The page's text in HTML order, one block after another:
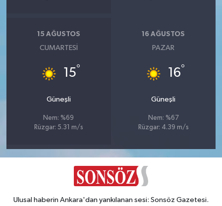
15 AĞUSTOS
CUMARTESI
15°
Güneşli
Nem: %69
Rüzgar: 5.31 m/s
16 AĞUSTOS
PAZAR
16°
Güneşli
Nem: %67
Rüzgar: 4.39 m/s
Ulusal haberin Ankara'dan yankılanan sesi: Sonsöz Gazetesi.